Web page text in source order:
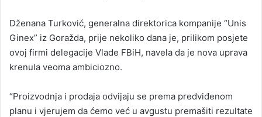
Dženana Turković, generalna direktorica kompanije “Unis
Ginex” iz Goražda, prije nekoliko dana je, prilikom posjete
ovoj firmi delegacije Vlade FBiH, navela da je nova uprava
krenula veoma ambiciozno.
“Proizvodnja i prodaja odvijaju se prema predviđenom
planu i vjerujem da ćemo već u avgustu premašiti rezultate